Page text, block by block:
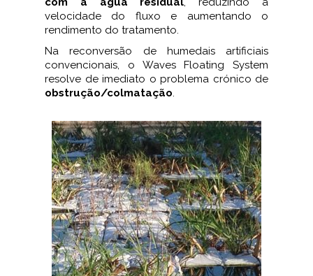
velocidade do fluxo e aumentando o
rendimento do tratamento.
Na reconversão de humedais artificiais
convencionais, o Waves Floating System
resolve de imediato o problema crónico de
obstrução/colmatação.